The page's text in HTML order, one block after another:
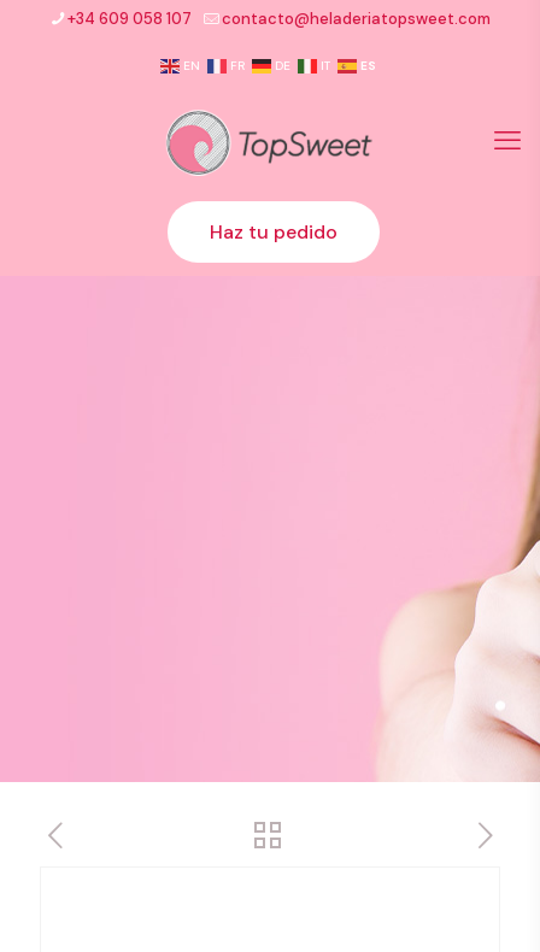
+34 609 058 107 contacto@heladeriatopsweet.com
EN FR DE IT ES
Haz tu pedido